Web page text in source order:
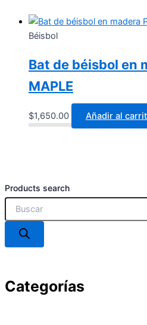
Products search
Categorías
Béisbol
Bat de béisbol en
MAPLE
$1,650.00 Añadir al